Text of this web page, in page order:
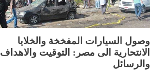
وصول السيارات المفخخة والخلايا
الانتحارية الى مصر: التوقيت والاهداف
والرسائل